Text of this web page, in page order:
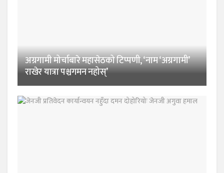
अग्रगामी मोर्चाबारे महासेठको टिप्पणी, ‘नाम ‘अग्रगामी’
राखेर यात्रा पश्चगमन नहोस्’